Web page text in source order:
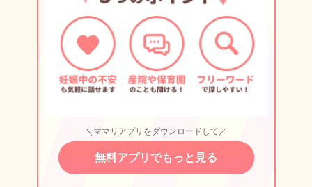
＼ママリアプリをダウンロードして／
無料アプリでもっと見る